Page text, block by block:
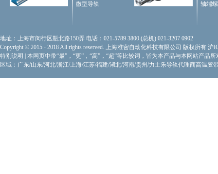
微型导轨
轴端
地址：上海市闵行区瓶北路150弄 电话：021-5789 3800 (总机) 021-3207 0902
Copyright © 2015 - 2018 All rights reserved. 上海准密自动化科技有限公司 版权所有 沪
特别说明
本网页中带“最”，“更”，“高”，“超”等比较词，皆为本产品与本网站产品所
区域：广东/山东/河北/浙江/上海/江苏/福建/湖北/河南/贵州/力士乐导轨代理商高温胶